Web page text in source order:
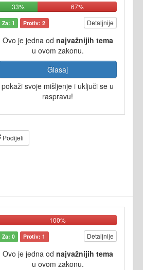
33% 67%
Za: 1 Protiv: 2 Detaljnije
Ovo je jedna od najvažnijih tema
u ovom zakonu.
Glasaj
pokaži svoje mišljenje i uključi se u
raspravu!
Podijeli
100%
Za: 0 Protiv: 1 Detaljnije
Ovo je jedna od najvažnijih tema
u ovom zakonu.